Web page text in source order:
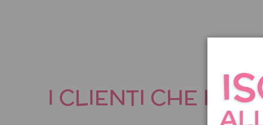
I CLIENTI CHE